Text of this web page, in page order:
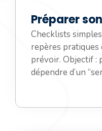
Préparer
Checklists
repères pratiques
prévoir. Objectif :
dépendre d’un